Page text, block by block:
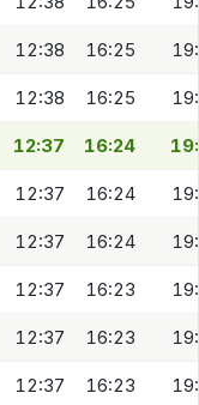
12:38 16:25
12:38 16:25
12:37 16:24
12:37 16:24
12:37 16:24
12:37 16:23
12:37 16:23
12:37 16:23